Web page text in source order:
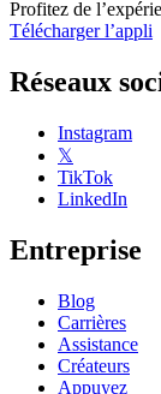
Profitez de
Télécharger l’appli
Réseaux
Instagram
𝕏
TikTok
LinkedIn
Entreprise
Blog
Carrières
Assistance
Créateurs
Appuyez